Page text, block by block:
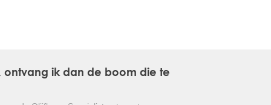
van de OlijfboomSpecialist zijn
ik dan de boom die te